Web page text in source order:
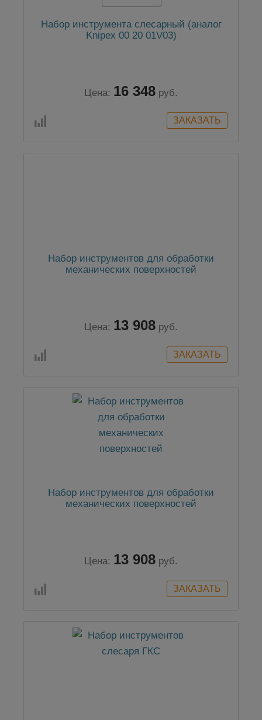
Набор инструмента слесарный (аналог
Knipex 00 20 01V03)
Цена: 16 348 руб.
Набор инструментов для обработки
механических поверхностей
Цена: 13 908 руб.
Набор инструментов для обработки
механических поверхностей
Цена: 13 908 руб.